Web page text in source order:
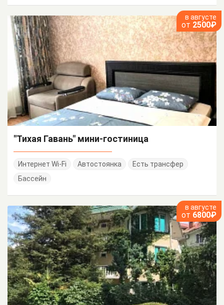
в августе
от 2500₽
"Тихая Гавань" мини-гостиница
Интернет Wi-Fi Автостоянка
Есть трансфер
Бассейн
в августе
от 6800₽